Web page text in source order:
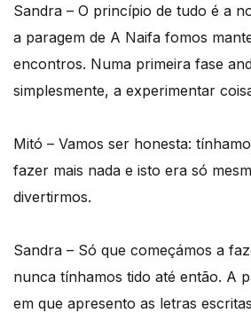
Sandra – O princípio de tudo é a
a paragem de A Naifa fomos
encontros. Numa primeira fase
simplesmente, a experimentar
Mitó – Vamos ser honesta:
fazer mais nada e isto era só
divertirmos.
Sandra – Só que começámos a
nunca tínhamos tido até então. A
em que apresento as letras